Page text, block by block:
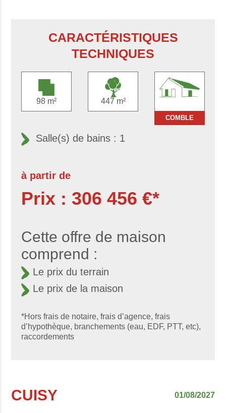
CUISY 01/08/2027
CARACTÉRISTIQUES
TECHNIQUES
98 m² 447 m²
COMBLE
Salle(s) de bains : 1
à partir de
Prix : 306 456 €*
Cette offre de maison
comprend :
Le prix du terrain
Le prix de la maison
*Hors frais de notaire, frais d’agence, frais
d’hypothèque, branchements (eau, EDF, PTT, etc),
raccordements